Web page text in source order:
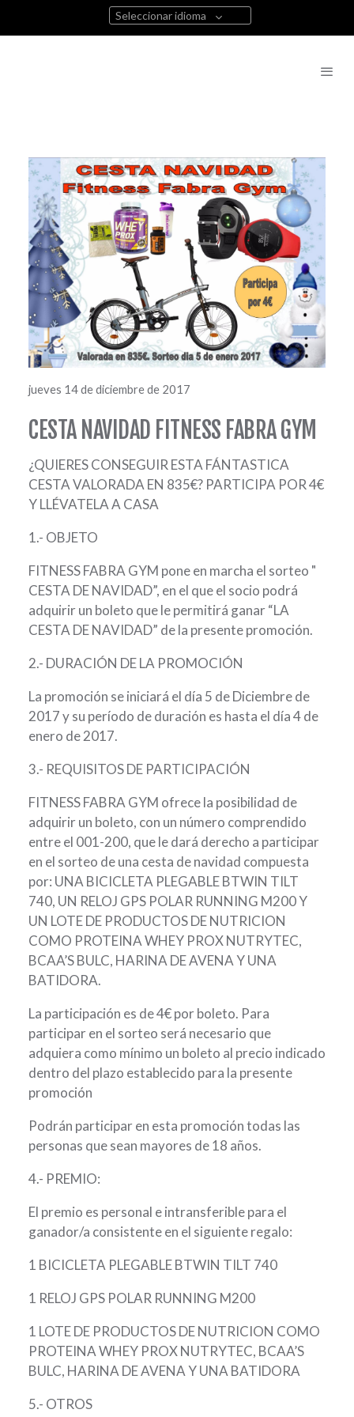
Seleccionar idioma
jueves 14 de diciembre de 2017
CESTA NAVIDAD FITNESS FABRA GYM
¿QUIERES CONSEGUIR ESTA FÁNTASTICA
CESTA VALORADA EN 835€? PARTICIPA POR 4€
Y LLÉVATELA A CASA
1.- OBJETO
FITNESS FABRA GYM pone en marcha el sorteo "
CESTA DE NAVIDAD”, en el que el socio podrá
adquirir un boleto que le permitirá ganar “LA
CESTA DE NAVIDAD” de la presente promoción.
2.- DURACIÓN DE LA PROMOCIÓN
La promoción se iniciará el día 5 de Diciembre de
2017 y su período de duración es hasta el día 4 de
enero de 2017.
3.- REQUISITOS DE PARTICIPACIÓN
FITNESS FABRA GYM ofrece la posibilidad de
adquirir un boleto, con un número comprendido
entre el 001-200, que le dará derecho a participar
en el sorteo de una cesta de navidad compuesta
por: UNA BICICLETA PLEGABLE BTWIN TILT
740, UN RELOJ GPS POLAR RUNNING M200 Y
UN LOTE DE PRODUCTOS DE NUTRICION
COMO PROTEINA WHEY PROX NUTRYTEC,
BCAA’S BULC, HARINA DE AVENA Y UNA
BATIDORA.
La participación es de 4€ por boleto. Para
participar en el sorteo será necesario que
adquiera como mínimo un boleto al precio indicado
dentro del plazo establecido para la presente
promoción
Podrán participar en esta promoción todas las
personas que sean mayores de 18 años.
4.- PREMIO:
El premio es personal e intransferible para el
ganador/a consistente en el siguiente regalo:
1 BICICLETA PLEGABLE BTWIN TILT 740
1 RELOJ GPS POLAR RUNNING M200
1 LOTE DE PRODUCTOS DE NUTRICION COMO
PROTEINA WHEY PROX NUTRYTEC, BCAA’S
BULC, HARINA DE AVENA Y UNA BATIDORA
5.- OTROS